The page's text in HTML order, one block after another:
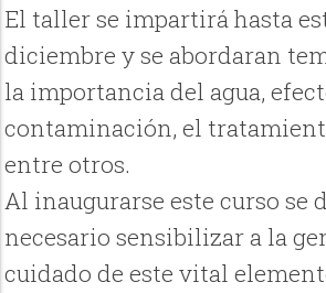
El taller se impartirá hasta
diciembre y se abordaran
la importancia del agua,
contaminación, el
entre otros.
Al inaugurarse este curso se
necesario sensibilizar a la
cuidado de este vital